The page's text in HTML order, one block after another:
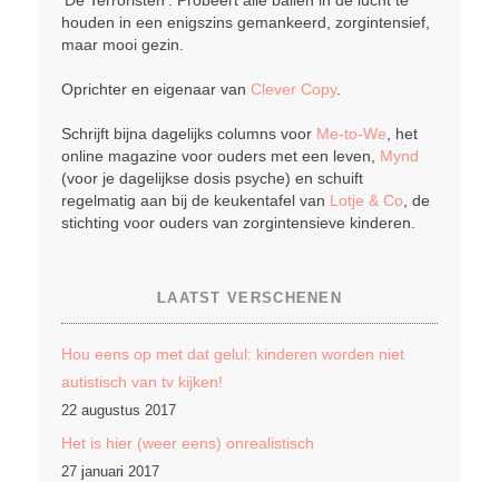
houden in een enigszins gemankeerd, zorgintensief,
maar mooi gezin.
Oprichter en eigenaar van Clever Copy.
Schrijft bijna dagelijks columns voor Me-to-We, het
online magazine voor ouders met een leven, Mynd
(voor je dagelijkse dosis psyche) en schuift
regelmatig aan bij de keukentafel van Lotje & Co, de
stichting voor ouders van zorgintensieve kinderen.
LAATST VERSCHENEN
Hou eens op met dat gelul: kinderen worden niet
autistisch van tv kijken!
22 augustus 2017
Het is hier (weer eens) onrealistisch
27 januari 2017